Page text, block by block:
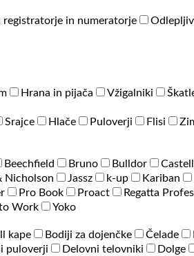
registratorje in numeratorje
Hrana in pijača Vžigalniki
Srajce Hlače Puloverji Flisi
Beechfield Bruno Bulldor
Nicholson Jassz k-up Kariban
Pro Book Proact Regatta
Work
Yoko
kape Bodiji za dojenčke Čelade
puloverji Delovni telovniki Dolge